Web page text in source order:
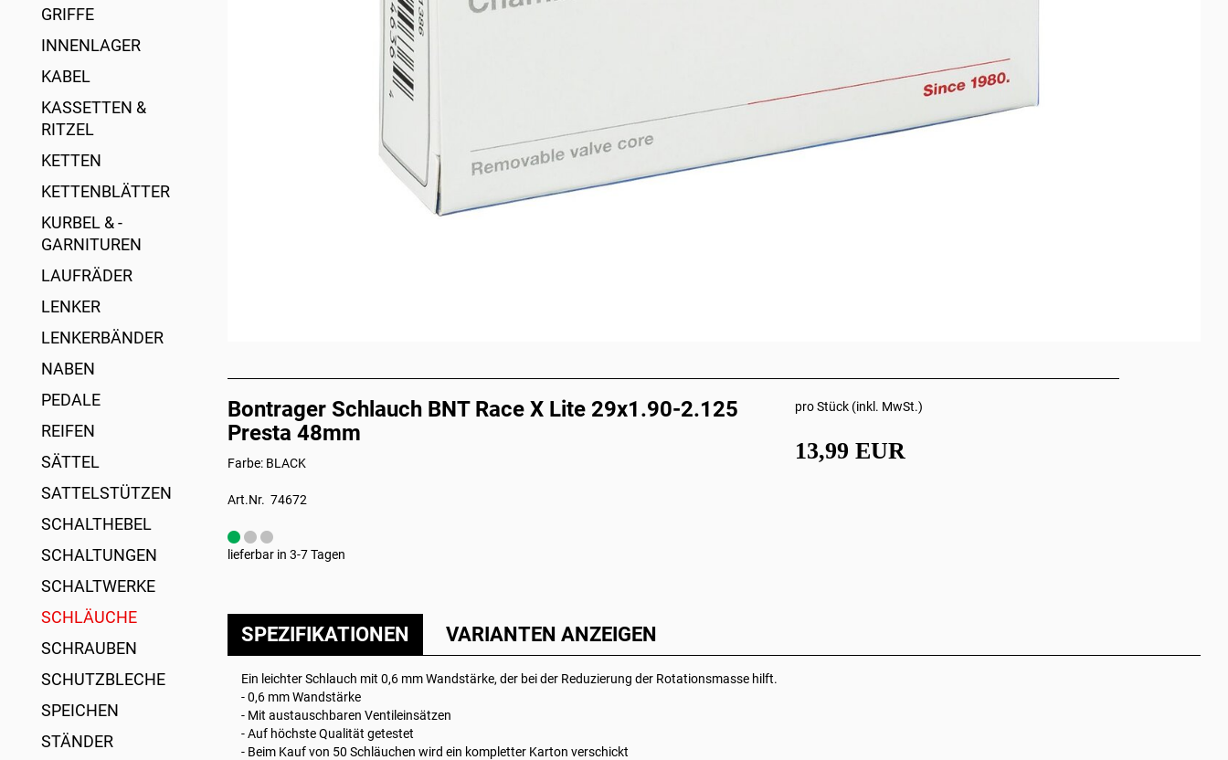
GRIFFE
INNENLAGER
KABEL
KASSETTEN &
RITZEL
KETTEN
KETTENBLÄTTER
KURBEL & -
GARNITUREN
LAUFRÄDER
LENKER
LENKERBÄNDER
NABEN
PEDALE
REIFEN
SÄTTEL
SATTELSTÜTZEN
SCHALTHEBEL
SCHALTUNGEN
SCHALTWERKE
SCHLÄUCHE
SCHRAUBEN
SCHUTZBLECHE
SPEICHEN
STÄNDER
Bontrager Schlauch BNT Race X Lite 29x1.90-2.125
Presta 48mm
Farbe: BLACK
Art.Nr. 74672
lieferbar in 3-7 Tagen
pro Stück (inkl. MwSt.)
13,99 EUR
SPEZIFIKATIONEN VARIANTEN ANZEIGEN
Ein leichter Schlauch mit 0,6 mm Wandstärke, der bei der Reduzierung der Rotationsmasse hilft.
- 0,6 mm Wandstärke
- Mit austauschbaren Ventileinsätzen
- Auf höchste Qualität getestet
- Beim Kauf von 50 Schläuchen wird ein kompletter Karton verschickt